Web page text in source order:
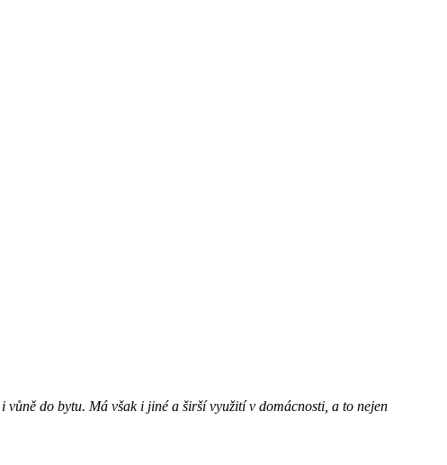
do bytu. Má však i jiné a širší využití v domácnosti, a to nejen